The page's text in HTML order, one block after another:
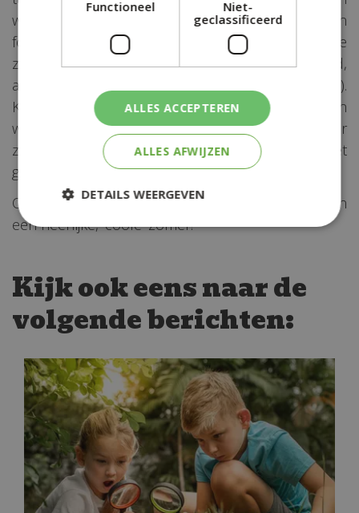
waterornamenten, groot en klein. Plaats een
fontein(tje) in de bestaande vijver en zet de
zwenksproeier aan (in de ochtend of avond,
anders verdampt het meeste water weer snel).
Kinderen vinden het natuurlijk geweldig om op een
warme dag te spelen in een opblaasbaar
zwembadje of een watergevecht te houden met
gieters, de tuinslang, emmers en waterpistolen.
Ons tuincentrum in Witmarsum wenst iedereen
een heerlijke, 'coole' zomer!
Kijk ook eens naar de
volgende berichten:
Functioneel
Niet-
geclassificeerd
ALLES ACCEPTEREN
ALLES AFWIJZEN
DETAILS WEERGEVEN